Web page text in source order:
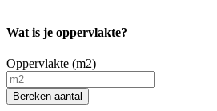
Wat is je oppervlakte?
Oppervlakte (m2)
Bereken aantal